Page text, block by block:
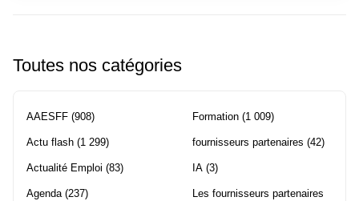
Toutes nos catégories
AAESFF (908)
Actu flash (1 299)
Actualité Emploi (83)
Agenda(237)
Formation (1 009)
fournisseurs partenaires (42)
IA (3)
Les fournisseurs partenaires